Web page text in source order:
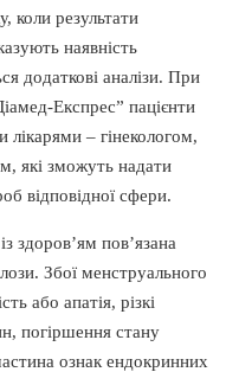
коли результати
наявність
додаткові аналізи. При
Експрес” пацієнти
– гінекологом,
які зможуть надати
відповідної сфери.
здоров’ям пов’язана
Збої менструального
або апатія, різкі
погіршення стану
ознак ендокринних